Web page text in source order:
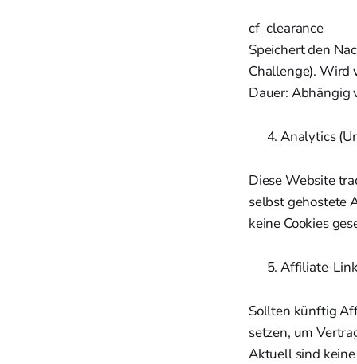
cf_clearance
Speichert den
Challenge). Wird
Dauer: Abhängig
Analytics
Diese Website
selbst gehostete
keine Cookies
Affiliate-
Sollten künftig
setzen, um
Aktuell sind